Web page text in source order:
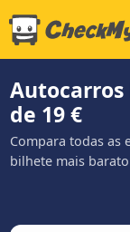
de 19 €
Compara todas as
bilhete mais